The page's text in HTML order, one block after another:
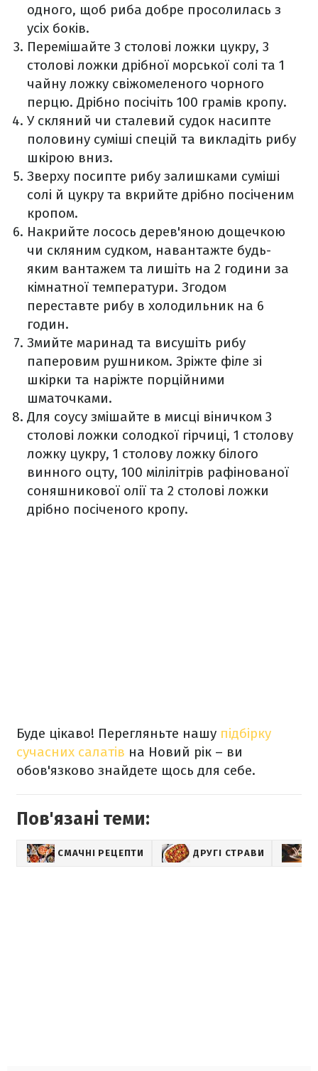
одного, щоб риба добре просолилась з
усіх боків.
Перемішайте 3 столові ложки цукру, 3
столові ложки дрібної морської солі та 1
чайну ложку свіжомеленого чорного
перцю. Дрібно посічіть 100 грамів кропу.
У скляний чи сталевий судок насипте
половину суміші спецій та викладіть рибу
шкірою вниз.
Зверху посипте рибу залишками суміші
солі й цукру та вкрийте дрібно посіченим
кропом.
Накрийте лосось дерев'яною дощечкою
чи скляним судком, навантажте будь-
яким вантажем та лишіть на 2 години за
кімнатної температури. Згодом
переставте рибу в холодильник на 6
годин.
Змийте маринад та висушіть рибу
паперовим рушником. Зріжте філе зі
шкірки та наріжте порційними
шматочками.
Для соусу змішайте в мисці віничком 3
столові ложки солодкої гірчиці, 1 столову
ложку цукру, 1 столову ложку білого
винного оцту, 100 мілілітрів рафінованої
соняшникової олії та 2 столові ложки
дрібно посіченого кропу.
Буде цікаво! Перегляньте нашу підбірку
сучасних салатів на Новий рік – ви
обов'язково знайдете щось для себе.
Пов'язані теми:
СМАЧНІ РЕЦЕПТИ ДРУГІ СТРАВИ